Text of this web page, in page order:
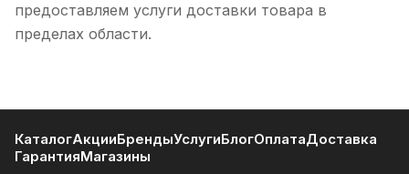
предоставляем услуги доставки товара в
пределах области.
КаталогАкцииБрендыУслугиБлогОплатаДоставка
ГарантияМагазины